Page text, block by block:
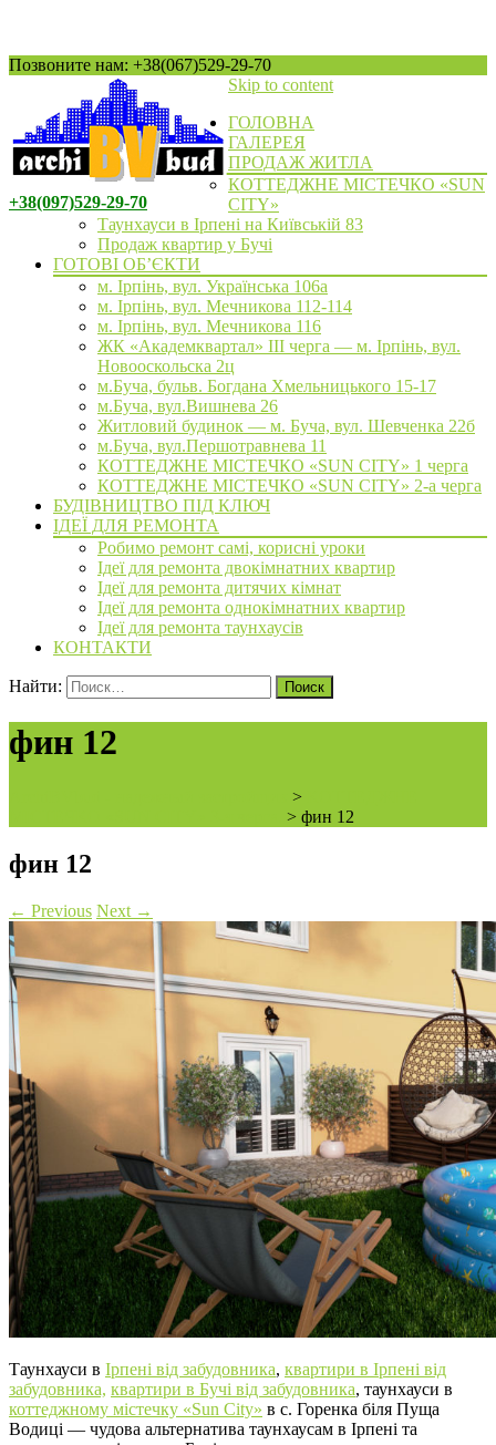
Позвоните нам: +38(067)529-29-70
+38(097)529-29-70
Skip to content
ГОЛОВНА
ГАЛЕРЕЯ
ПРОДАЖ ЖИТЛА
КОТТЕДЖНЕ МІСТЕЧКО «SUN
CITY»
Таунхауси в Ірпені на Київській 83
Продаж квартир у Бучі
ГОТОВІ ОБ’ЄКТИ
м. Ірпінь, вул. Українська 106а
м. Ірпінь, вул. Мечникова 112-114
м. Ірпінь, вул. Мечникова 116
ЖК «Академквартал» III черга — м. Ірпінь, вул.
Новооскольска 2ц
м.Буча, бульв. Богдана Хмельницького 15-17
м.Буча, вул.Вишнева 26
Житловий будинок — м. Буча, вул. Шевченка 22б
м.Буча, вул.Першотравнева 11
КОТТЕДЖНЕ МІСТЕЧКО «SUN CITY» 1 черга
КОТТЕДЖНЕ МІСТЕЧКО «SUN CITY» 2-а черга
БУДІВНИЦТВО ПІД КЛЮЧ
ІДЕЇ ДЛЯ РЕМОНТА
Робимо ремонт самі, корисні уроки
Ідеї для ремонта двокімнатних квартир
Ідеї для ремонта дитячих кімнат
Ідеї для ремонта однокімнатних квартир
Ідеї для ремонта таунхаусів
КОНТАКТИ
Найти:
фин 12
>
> фин 12
фин 12
← Previous Next →
Таунхауси в Ірпені від забудовника, квартири в Ірпені від
забудовника, квартири в Бучі від забудовника, таунхауси в
коттеджному містечку «Sun City» в с. Горенка біля Пуща
Водиці — чудова альтернатива таунхаусам в Ірпені та